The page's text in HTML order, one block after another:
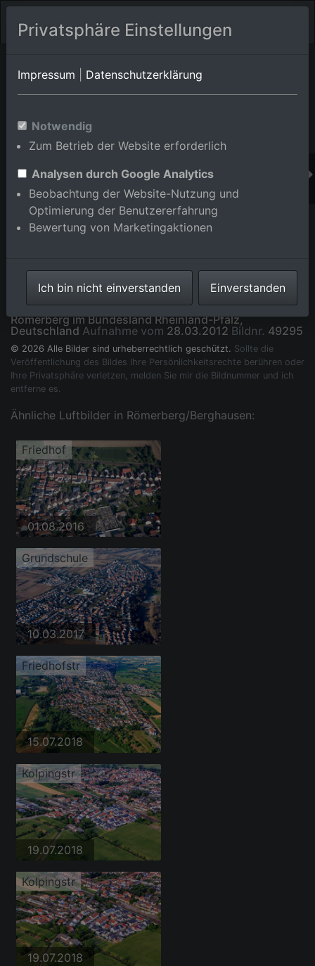
Orts-Album von Römerberg/Berghausen
Pfalz,Deutschland
Im Shop bestellen
Gewerbegebiet Werkstr im Ortsteil Berghausen in
Römerberg im Bundesland Rheinland-Pfalz,
Deutschland Aufnahme vom 28.03.2012 Bildnr. 49295
© 2026 Alle Bilder sind urheberrechtlich geschützt. Sollte die
Veröffentlichung des Bildes Ihre Persönlichkeitsrechte berühren oder
Ihre Privatsphäre verletzen, melden Sie mir die Bildnummer und ich
entferne es.
Ähnliche Luftbilder in Römerberg/Berghausen:
Friedhof
01.08.2016
Grundschule
10.03.2017
Friedhofstr
15.07.2018
Kolpingstr
19.07.2018
Kolpingstr
19.07.2018
Privatsphäre Einstellungen
Impressum Datenschutzerklärung
Notwendig
Zum Betrieb der Website erforderlich
Analysen durch Google Analytics
Beobachtung der Website-Nutzung und
Optimierung der Benutzererfahrung
Bewertung von Marketingaktionen
Ich bin nicht einverstanden Einverstanden